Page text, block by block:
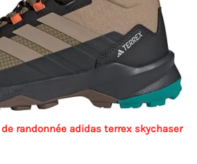
randonnée adidas terrex skychaser